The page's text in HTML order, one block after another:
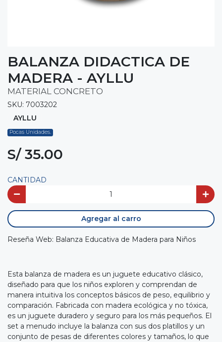
BALANZA DIDACTICA DE
MADERA - AYLLU
MATERIAL CONCRETO
SKU: 7003202
AYLLU
Pocas Unidades.
S/ 35.00
CANTIDAD
Agregar al carro
Reseña Web: Balanza Educativa de Madera para Niños
Esta balanza de madera es un juguete educativo clásico,
diseñado para que los niños exploren y comprendan de
manera intuitiva los conceptos básicos de peso, equilibrio y
comparación. Fabricada con madera ecológica y no tóxica,
es un juguete duradero y seguro para los más pequeños. El
set a menudo incluye la balanza con sus dos platillos y un
conjunto de pesas de diferentes colores y tamaños, lo que